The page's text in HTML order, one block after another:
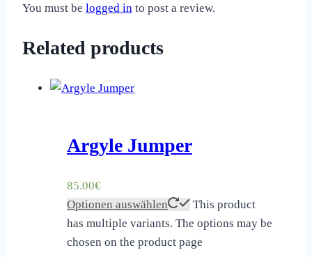
You must be logged in to post a review.
Related products
Argyle Jumper
85.00€
Optionen auswählen
This product
has multiple variants. The options may be
chosen on the product page